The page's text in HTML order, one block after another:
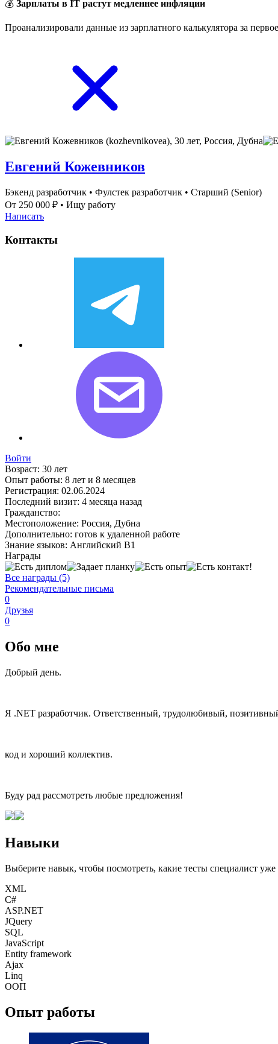
💰 Зарплаты в IT растут медленнее инфляции
Проанализировали данные из зарплатного калькулятора за
Евгений Кожевников
Бэкенд разработчик • Фулстек разработчик • Старший (Senior)
От 250 000 ₽ • Ищу работу
Написать
Контакты
Войти
Возраст: 30 лет
Опыт работы: 8 лет и 8 месяцев
Регистрация: 02.06.2024
Последний визит: 4 месяца назад
Гражданство:
Местоположение: Россия, Дубна
Дополнительно: готов к удаленной работе
Знание языков: Английский В1
Награды
Все награды (5)
Рекомендательные письма
0
Друзья
0
Обо мне
Добрый день.
Я .NET разработчик. Ответственный, трудолюбивый,
код и хороший коллектив.
Буду рад рассмотреть любые предложения!
Навыки
Выберите навык, чтобы посмотреть, какие тесты специалист
XML
C#
ASP.NET
JQuery
SQL
JavaScript
Entity framework
Ajax
Linq
ООП
Опыт работы